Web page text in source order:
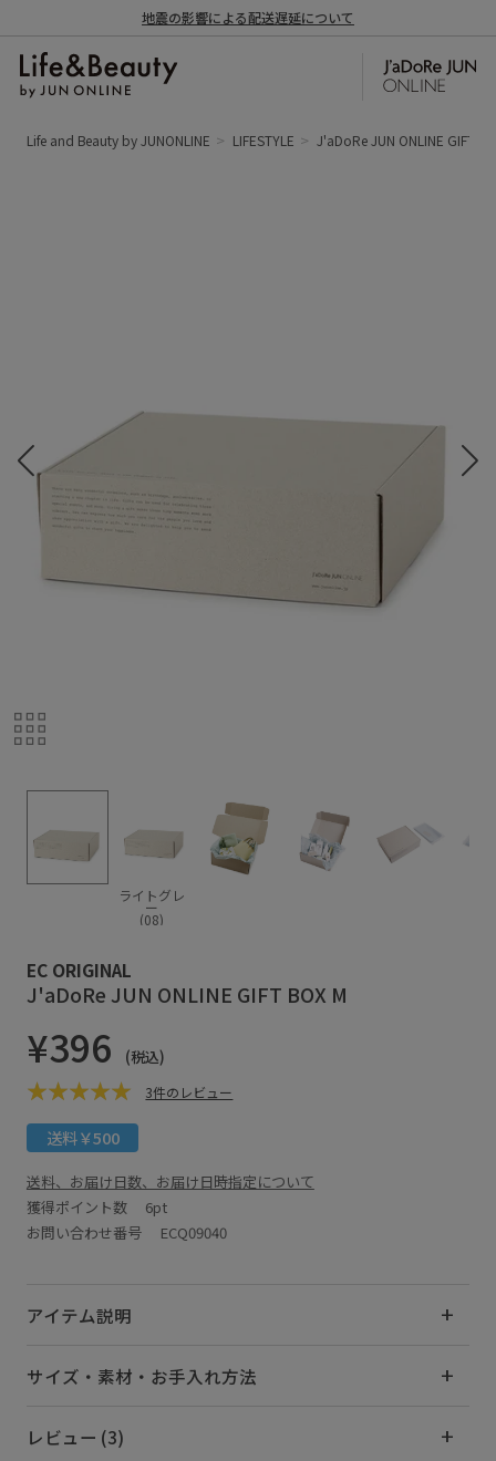
地震の影響による配送遅延について
Life and Beauty by JUNONLINE LIFESTYLE J'aDoRe JUN ONLINE GIFT
ライトグレ
ー
(08)
EC ORIGINAL
J'aDoRe JUN ONLINE GIFT BOX M
¥396 (税込)
3件のレビュー
送料￥500
送料、お届け日数、お届け日時指定について
獲得ポイント数 6pt
お問い合わせ番号 ECQ09040
アイテム説明
サイズ・素材・お手入れ方法
レビュー (3)